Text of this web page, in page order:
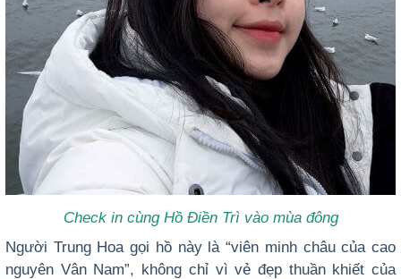
Check in cùng Hồ Điền Trì vào mùa đông
Người Trung Hoa gọi hồ này là “viên minh châu của cao
nguyên Vân Nam”, không chỉ vì vẻ đẹp thuần khiết của